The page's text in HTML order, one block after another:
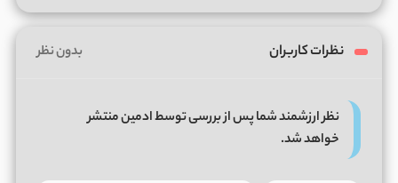
نظرات کاربران بدون نظر
نظر ارزشمند شما پس از بررسی توسط ادمین منتشر
خواهد شد.